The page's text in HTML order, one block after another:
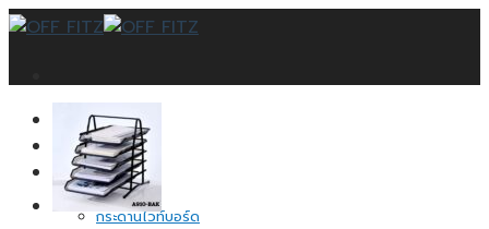
Skip
หน้าแรก
บทความ
สินค้าทั้งหมด
กระดานดำ
กระดานไวท์บอร์ด